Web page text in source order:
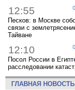
12:55
Песков: в Москве
связи с
Тайване
12:10
Посол России в
расследовании
ГЛАВНАЯ НОВОСТЬ